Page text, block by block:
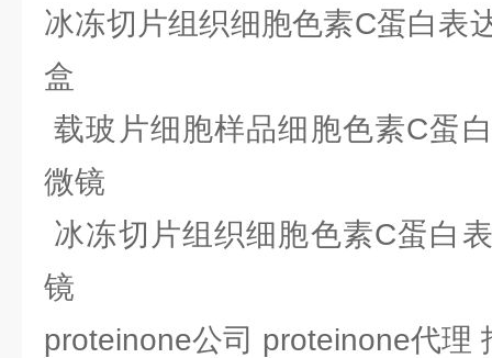
冰冻切片组织细胞色素C蛋白表
盒
载玻片细胞样品细胞色素C蛋
微镜
冰冻切片组织细胞色素C蛋白
镜
proteinone公司 proteinone代理